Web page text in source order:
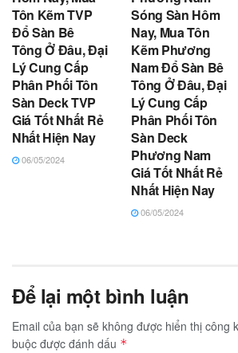
Tôn Kẽm TVP
Đổ Sàn Bê
Tông Ở Đâu, Đại
Lý Cung Cấp
Phân Phối Tôn
Sàn Deck TVP
Giá Tốt Nhất Rẻ
Nhất Hiện Nay
06/05/2024
Sóng Sàn Hôm
Nay, Mua Tôn
Kẽm Phương
Nam Đổ Sàn Bê
Tông Ở Đâu, Đại
Lý Cung Cấp
Phân Phối Tôn
Sàn Deck
Phương Nam
Giá Tốt Nhất Rẻ
Nhất Hiện Nay
06/05/2024
Để lại một bình luận
Email của bạn sẽ không được hiển thị công
buộc được đánh dấu *